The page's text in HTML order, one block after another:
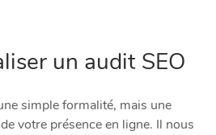
un audit SEO
simple formalité, mais une
votre présence en ligne. Il nous